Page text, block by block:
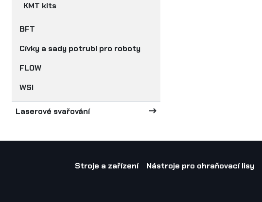
KMT kits
BFT
Cívky a sady potrubí pro roboty
FLOW
WSI
Laserové svařování
Stroje a zařízení Nástroje pro ohraňovací lisy